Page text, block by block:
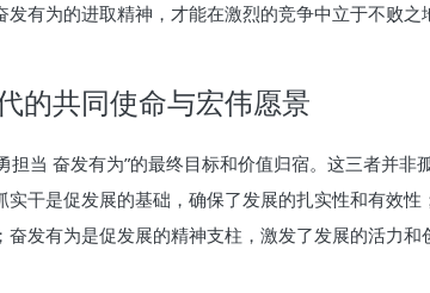
发有为的进取精神，才能在激烈的竞争中立于不败
的共同使命与宏伟愿景
担当 奋发有为”的最终目标和价值归宿。这三者并非
干是促发展的基础，确保了发展的扎实性和有效性
奋发有为是促发展的精神支柱，激发了发展的活力和